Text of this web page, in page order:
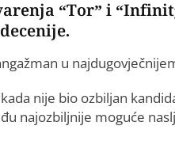
“Tor” i
u
nije bio ozbiljan
najozbiljnije moguće